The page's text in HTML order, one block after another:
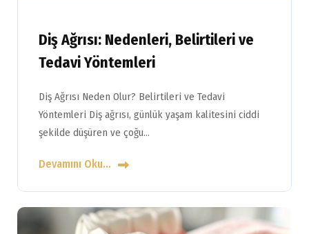
Diş Ağrısı: Nedenleri, Belirtileri ve
Tedavi Yöntemleri
Diş Ağrısı Neden Olur? Belirtileri ve Tedavi
Yöntemleri Diş ağrısı, günlük yaşam kalitesini ciddi
şekilde düşüren ve çoğu…
Devamını Oku...